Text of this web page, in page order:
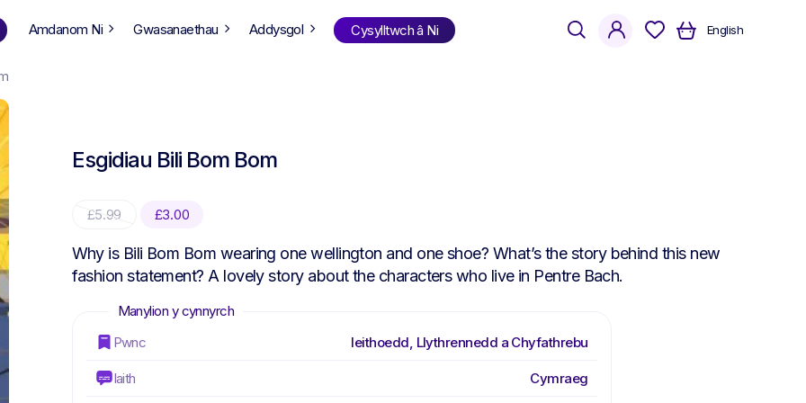
Well
Bright
0-6
Cwis Llyfrau
Amdanom Ni Gwasanaethau Addysgol Cysylltwch â Ni English
searchaccount
Esgidiau Bili Bom Bom
£5.99
Original
was:
£5.99.
£3.00
is:
£3.00.
Why is Bili Bom Bom wearing one wellington and one shoe? What’s the story behind this new
fashion statement? A lovely story about the characters who live in Pentre Bach.
Pwnc Ieithoedd, Llythrennedd a Chyfathrebu
Iaith Cymraeg